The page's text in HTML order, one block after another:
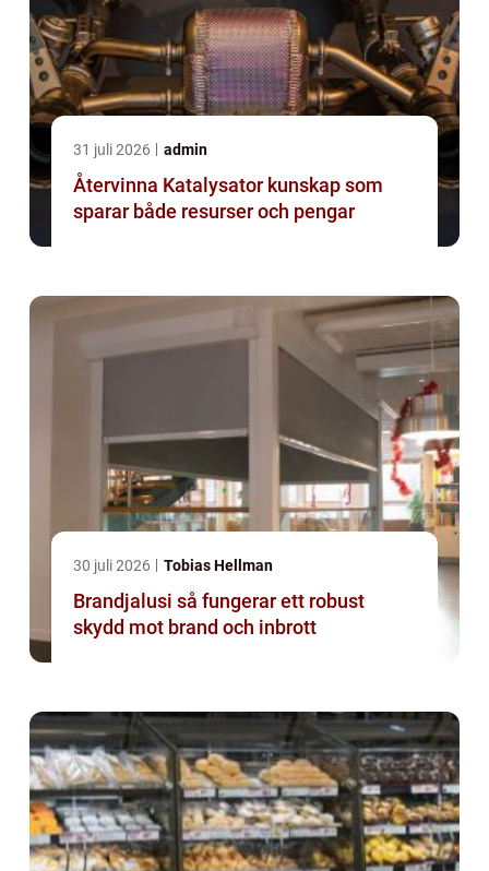
31 juli 2026 admin
Återvinna Katalysator kunskap som
sparar både resurser och pengar
30 juli 2026 Tobias Hellman
Brandjalusi så fungerar ett robust
skydd mot brand och inbrott